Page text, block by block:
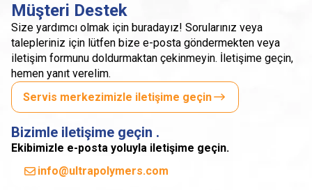
Müşteri Destek
Size yardımcı olmak için buradayız! Sorularınız veya
talepleriniz için lütfen bize e-posta göndermekten veya
iletişim formunu doldurmaktan çekinmeyin. İletişime geçin,
hemen yanıt verelim.
Servis merkezimizle iletişime geçin
Bizimle iletişime geçin .
Ekibimizle e-posta yoluyla iletişime geçin.
info@ultrapolymers.com